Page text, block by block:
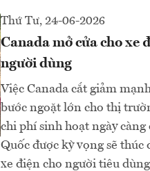
Thứ Tư, 24-06-2026
Canada mở cửa cho xe
người dùng
Việc Canada cắt giảm
bước ngoặt lớn cho thị
chi phí sinh hoạt ngày
Quốc được kỳ vọng sẽ
xe điện cho người tiêu